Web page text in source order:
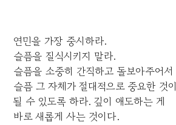
연민을 가장 중시하라.
슬픔을 질식시키지 말라.
슬픔을 소중히 간직하고 돌보아주어서
슬픔 그 자체가 절대적으로 중요한 것이
될 수 있도록 하라. 깊이 애도하는 게
바로 새롭게 사는 것이다.